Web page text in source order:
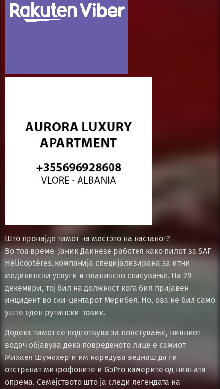
Што пронајде тимот на местото на настанот?
Во тоа време, Јаник Даинезе работел како пилот за SAF
Hélicoptères, компанија специјализирана за итни
медицински услуги и планинско спасување. На 29
декември, тој бил на должност кога бил пријавен
инцидент во ски-центарот Мерибел. Но, ова не бил само
уште еден рутински повик.
Додека тимот се подготвува за полетување, нивниот
водач објавува дека повреденото лице е самиот
Михаел Шумахер и им наредува веднаш да ги
отстранат микрофоните и GoPro камерите од нивната
опрема. Семејството што ја следи легендата на